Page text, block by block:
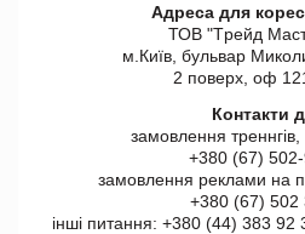
Адреса для
ТОВ "Tрейд
м.Київ, бульвар
2 поверх, оф
Контакти
замовлення
+380 (67) 502-
замовлення реклами на
+380 (67) 502
інші питання: +380 (44) 383